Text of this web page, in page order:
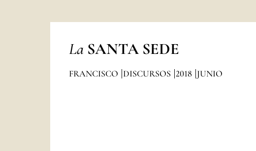
La SANTA SEDE
FRANCISCO DISCURSOS 2018 JUNIO